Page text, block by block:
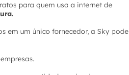
para quem usa a internet de
em um único fornecedor, a Sky pode